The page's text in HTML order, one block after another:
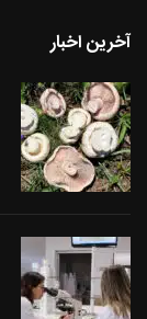
آخرین اخبار